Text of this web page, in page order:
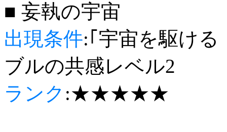
■ 妄執の宇宙
出現条件:｢宇宙を駆け
ブルの共感レベル2
ランク :★★★★★